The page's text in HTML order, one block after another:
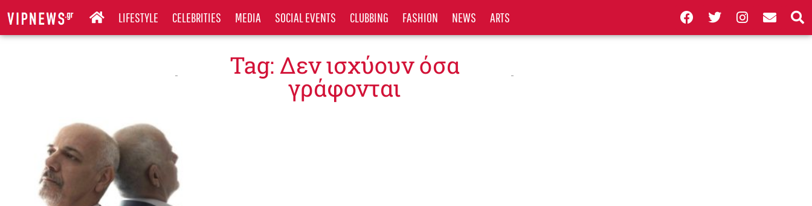
LIFESTYLE CELEBRITIES MEDIA SOCIAL EVENTS CLUBBING FASHION NEWS ARTS
Tag: Δεν ισχύουν όσα
γράφονται